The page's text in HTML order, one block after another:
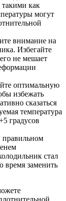
такими как
могут
внимание на
Избегайте
не мешает
оптимальную
избежать
сказаться
температура
градусов
стал
время заменить